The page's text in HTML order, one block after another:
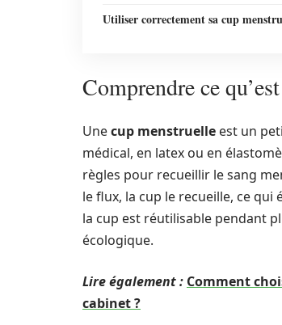
Utiliser correctement sa cup
Comprendre ce
Unecup menstruelle est un
médical, en latex ou en
règles pour recueillir le sang
le flux, la cup le recueille, ce qui
la cup est réutilisable pendant
écologique.
Lire également : Comment
cabinet ?